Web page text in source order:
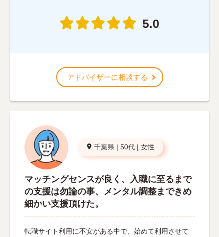
5.0
アドバイザーに相談する
千葉県 | 50代 | 女性
マッチングセンスが良く、入職に至るまで
の支援は勿論の事、メンタル調整まできめ
細かい支援頂けた。
転職サイト利用に不安がある中で、始めて利用させて